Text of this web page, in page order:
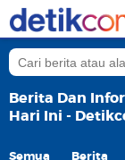
Berita Dan
Hari Ini -
Semua Berita